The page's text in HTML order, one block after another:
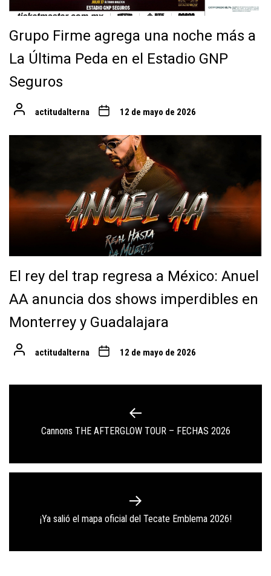
Grupo Firme agrega una noche más a
La Última Peda en el Estadio GNP
Seguros
actitudalterna 12 de mayo de 2026
El rey del trap regresa a México: Anuel
AA anuncia dos shows imperdibles en
Monterrey y Guadalajara
actitudalterna 12 de mayo de 2026
Previous
Cannons THE AFTERGLOW TOUR – FECHAS 2026
Next
¡Ya salió el mapa oficial del Tecate Emblema 2026!